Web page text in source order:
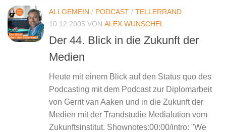
ALLGEMEIN / PODCAST / TELLERRAND
10.12.2005 VON ALEX WUNSCHEL
Der 44. Blick in die Zukunft der
Medien
Heute mit einem Blick auf den Status quo des
Podcasting mit dem Podcast zur Diplomarbeit
von Gerrit van Aaken und in die Zukunft der
Medien mit der Trandstudie Medialution vom
Zukunftsinstitut. Shownotes:00:00/intro: "We